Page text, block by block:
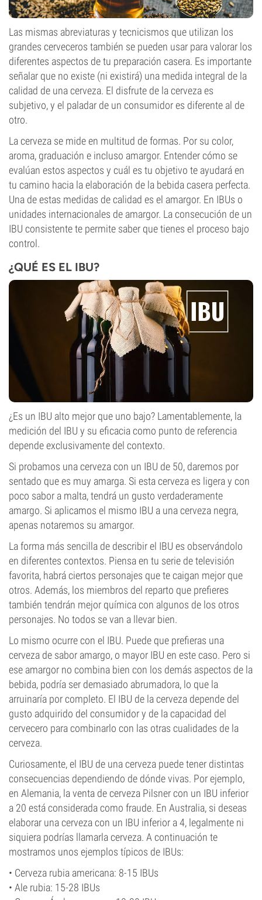
Las mismas abreviaturas y tecnicismos que utilizan los
grandes cerveceros también se pueden usar para valorar los
diferentes aspectos de tu preparación casera. Es importante
señalar que no existe (ni existirá) una medida integral de la
calidad de una cerveza. El disfrute de la cerveza es
subjetivo, y el paladar de un consumidor es diferente al de
otro.
La cerveza se mide en multitud de formas. Por su color,
aroma, graduación e incluso amargor. Entender cómo se
evalúan estos aspectos y cuál es tu objetivo te ayudará en
tu camino hacia la elaboración de la bebida casera perfecta.
Una de estas medidas de calidad es el amargor. En IBUs o
unidades internacionales de amargor. La consecución de un
IBU consistente te permite saber que tienes el proceso bajo
control.
¿QUÉ ES EL IBU?
¿Es un IBU alto mejor que uno bajo? Lamentablemente, la
medición del IBU y su eficacia como punto de referencia
depende exclusivamente del contexto.
Si probamos una cerveza con un IBU de 50, daremos por
sentado que es muy amarga. Si esta cerveza es ligera y con
poco sabor a malta, tendrá un gusto verdaderamente
amargo. Si aplicamos el mismo IBU a una cerveza negra,
apenas notaremos su amargor.
La forma más sencilla de describir el IBU es observándolo
en diferentes contextos. Piensa en tu serie de televisión
favorita, habrá ciertos personajes que te caigan mejor que
otros. Además, los miembros del reparto que prefieres
también tendrán mejor química con algunos de los otros
personajes. No todos se van a llevar bien.
Lo mismo ocurre con el IBU. Puede que prefieras una
cerveza de sabor amargo, o mayor IBU en este caso. Pero si
ese amargor no combina bien con los demás aspectos de la
bebida, podría ser demasiado abrumadora, lo que la
arruinaría por completo. El IBU de la cerveza depende del
gusto adquirido del consumidor y de la capacidad del
cervecero para combinarlo con las otras cualidades de la
cerveza.
Curiosamente, el IBU de una cerveza puede tener distintas
consecuencias dependiendo de dónde vivas. Por ejemplo,
en Alemania, la venta de cerveza Pilsner con un IBU inferior
a 20 está considerada como fraude. En Australia, si deseas
elaborar una cerveza con un IBU inferior a 4, legalmente ni
siquiera podrías llamarla cerveza. A continuación te
mostramos unos ejemplos típicos de IBUs:
• Cerveza rubia americana: 8-15 IBUs
• Ale rubia: 15-28 IBUs